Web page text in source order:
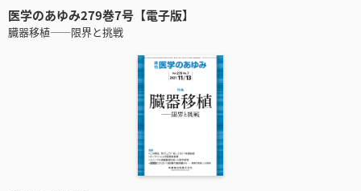
医学のあゆみ279巻7号【電子版】
臓器移植――限界と挑戦